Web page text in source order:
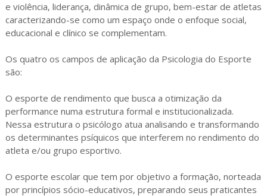
e violência, liderança, dinâmica de grupo, bem-estar de atletas
caracterizando-se como um espaço onde o enfoque social,
educacional e clínico se complementam.
Os quatro os campos de aplicação da Psicologia do Esporte
são:
O esporte de rendimento que busca a otimização da
performance numa estrutura formal e institucionalizada.
Nessa estrutura o psicólogo atua analisando e transformando
os determinantes psíquicos que interferem no rendimento do
atleta e/ou grupo esportivo.
O esporte escolar que tem por objetivo a formação, norteada
por princípios sócio-educativos, preparando seus praticantes